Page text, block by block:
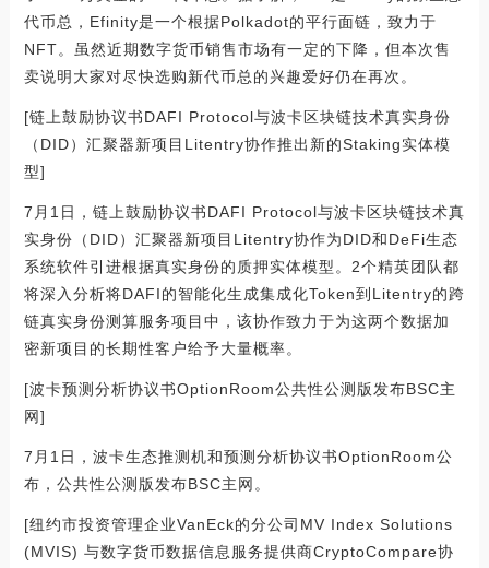
代币总，Efinity是一个根据Polkadot的平行面链，致力于
NFT。虽然近期数字货币销售市场有一定的下降，但本次售
卖说明大家对尽快选购新代币总的兴趣爱好仍在再次。
[链上鼓励协议书DAFI Protocol与波卡区块链技术真实身份
（DID）汇聚器新项目Litentry协作推出新的Staking实体模
型]
7月1日，链上鼓励协议书DAFI Protocol与波卡区块链技术真
实身份（DID）汇聚器新项目Litentry协作为DID和DeFi生态
系统软件引进根据真实身份的质押实体模型。2个精英团队都
将深入分析将DAFI的智能化生成集成化Token到Litentry的跨
链真实身份测算服务项目中，该协作致力于为这两个数据加
密新项目的长期性客户给予大量概率。
[波卡预测分析协议书OptionRoom公共性公测版发布BSC主
网]
7月1日，波卡生态推测机和预测分析协议书OptionRoom公
布，公共性公测版发布BSC主网。
[纽约市投资管理企业VanEck的分公司MV Index Solutions
(MVIS) 与数字货币数据信息服务提供商CryptoCompare协